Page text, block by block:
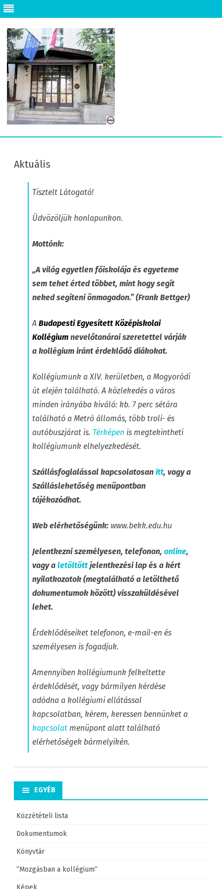
Aktuális
Tisztelt Látogató!
Üdvözöljük honlapunkon.
Mottónk:
„A világ egyetlen főiskolája és egyeteme
sem tehet érted többet, mint hogy segít
neked segíteni önmagadon.” (Frank Bettger)
A Budapesti Egyesített Középiskolai
Kollégium nevelőtanárai szeretettel várják
a kollégium iránt érdeklődő diákokat.
Kollégiumunk a XIV. kerületben, a Mogyoródi
út elején található. A közlekedés a város
minden irányába kiváló: kb. 7 perc sétára
található a Metró állomás, több troli- és
autóbuszjárat is. Térképen is megtekintheti
kollégiumunk elhelyezkedését.
Szállásfoglalással kapcsolatosan itt, vagy a
Szálláslehetőség menüpontban
tájékozódhat.
Web elérhetőségünk: www.bekk.edu.hu
Jelentkezni személyesen, telefonon, online,
vagy a letöltött jelentkezési lap és a kért
nyilatkozatok (megtalálható a letölthető
dokumentumok között) visszaküldésével
lehet.
Érdeklődéseiket telefonon, e-mail-en és
személyesen is fogadjuk.
Amennyiben kollégiumunk felkeltette
érdeklődését, vagy bármilyen kérdése
adódna a kollégiumi ellátással
kapcsolatban, kérem, keressen bennünket a
kapcsolat menüpont alatt található
elérhetőségek bármelyikén.
EGYÉB
Közzétételi lista
Dokumentumok
Könyvtár
“Mozgásban a kollégium”
Képek